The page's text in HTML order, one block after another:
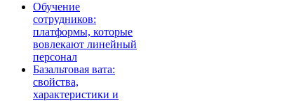
Обучение
сотрудников:
платформы, которые
вовлекают линейный
персонал
Базальтовая вата:
свойства,
характеристики и